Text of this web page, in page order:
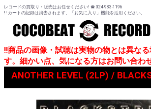
レコードの買取り・販売はお任せください! ☎ 024-983-1196
!! カートの記録は消去されます、「お気に入り」機能を活用ください。
!!商品の画像・試聴は実物の物とは異な
す。細かい点、気になる方はお問い合わ
ANOTHER LEVEL (2LP) /